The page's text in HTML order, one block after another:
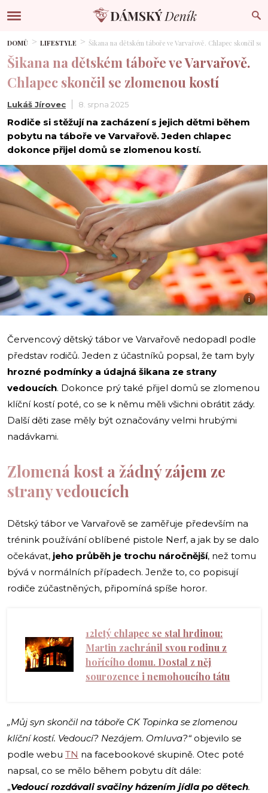
DOMŮ LIFESTYLE Šikana na dětském táboře ve Varvařově. Chlapec skončil se
Šikana na dětském táboře ve Varvařově.
Chlapec skončil se zlomenou kostí
Lukáš Jírovec 8. srpna 2025
Rodiče si stěžují na zacházení s jejich dětmi během
pobytu na táboře ve Varvařově. Jeden chlapec
dokonce přijel domů se zlomenou kostí.
i
Červencový dětský tábor ve Varvařově nedopadl podle
představ rodičů. Jeden z účastníků popsal, že tam byly
hrozné podmínky a údajná šikana ze strany
vedoucích. Dokonce prý také přijel domů se zlomenou
klíční kostí poté, co se k němu měli všichni obrátit zády.
Další děti zase měly být označovány velmi hrubými
nadávkami.
Zlomená kost a žádný zájem ze
strany vedoucích
Dětský tábor ve Varvařově se zaměřuje především na
trénink používání oblíbené pistole Nerf, a jak by se dalo
očekávat, jeho průběh je trochu náročnější, než tomu
bývá v normálních případech. Jenže to, co popisují
rodiče zúčastněných, připomíná spíše horor.
12letý chlapec se stal hrdinou:
Martin zachránil svou rodinu z
hořícího domu. Dostal z něj
sourozence i nemohoucího tátu
„Můj syn skončil na táboře CK Topinka se zlomenou
klíční kostí. Vedoucí? Nezájem. Omluva?“ objevilo se
podle webu TN na facebookové skupině. Otec poté
napsal, co se mělo během pobytu dít dále:
„Vedoucírozdávali svačiny házením jídla po dětech.